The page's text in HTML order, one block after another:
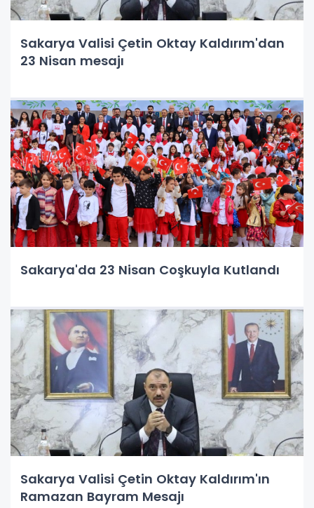
Sakarya Valisi Çetin Oktay Kaldırım'dan
23 Nisan mesajı
Sakarya'da 23 Nisan Coşkuyla Kutlandı
Sakarya Valisi Çetin Oktay Kaldırım'ın
Ramazan Bayram Mesajı